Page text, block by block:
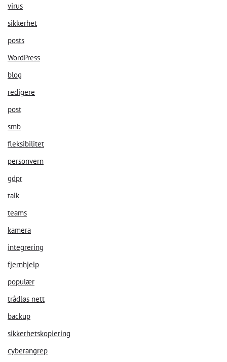
virus
sikkerhet
posts
WordPress
blog
redigere
post
smb
fleksibilitet
personvern
gdpr
talk
teams
kamera
integrering
fjernhjelp
populær
trådløs nett
backup
sikkerhetskopiering
cyberangrep